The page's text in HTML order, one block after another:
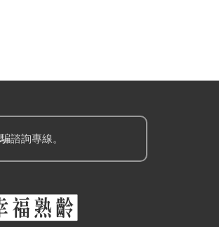
諮詢專線。